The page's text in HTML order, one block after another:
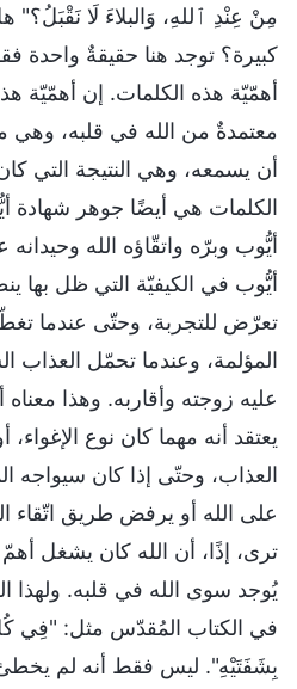
مِنْ عِنْدِ ٱللهِ، وَالبلاءَ لَا نَقْبَلُ؟"
كبيرة؟ توجد هنا حقيقةٌ واحدة
أهمّيّة هذه الكلمات. إن أهمّيّة
معتمدةٌ من الله في قلبه، وهي ما
أن يسمعه، وهي النتيجة التي كان
الكلمات هي أيضًا جوهر شهادة
أيُّوب وبرّه واتقّاؤه الله
أيُّوب في الكيفيّة التي ظل بها
تعرّض للتجربة، وحتّى عندما
المؤلمة، وعندما تحمّل العذاب
عليه زوجته وأقاربه. وهذا
يعتقد أنه مهما كان نوع
العذاب، وحتّى إذا كان سيواجه
على الله أو يرفض طريق اتّقاء
ترى، إذًا، أن الله كان يشغل
يُوجد سوى الله في قلبه. ولهذا
في الكتاب المُقدّس مثل: "فِي
بِشَفَتَيْهِ". ليس فقط أنه لم